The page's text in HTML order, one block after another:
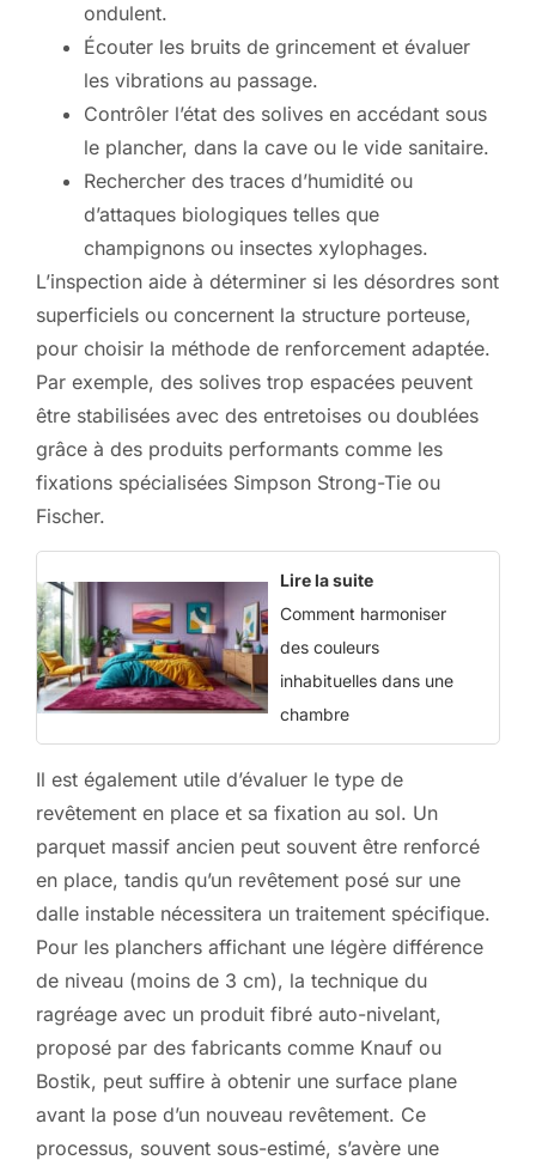
ondulent.
Écouter les bruits de grincement et évaluer
les vibrations au passage.
Contrôler l’état des solives en accédant sous
le plancher, dans la cave ou le vide sanitaire.
Rechercher des traces d’humidité ou
d’attaques biologiques telles que
champignons ou insectes xylophages.
L’inspection aide à déterminer si les désordres sont
superficiels ou concernent la structure porteuse,
pour choisir la méthode de renforcement adaptée.
Par exemple, des solives trop espacées peuvent
être stabilisées avec des entretoises ou doublées
grâce à des produits performants comme les
fixations spécialisées Simpson Strong-Tie ou
Fischer.
Lire la suite
Comment harmoniser
des couleurs
inhabituelles dans une
chambre
Il est également utile d’évaluer le type de
revêtement en place et sa fixation au sol. Un
parquet massif ancien peut souvent être renforcé
en place, tandis qu’un revêtement posé sur une
dalle instable nécessitera un traitement spécifique.
Pour les planchers affichant une légère différence
de niveau (moins de 3 cm), la technique du
ragréage avec un produit fibré auto-nivelant,
proposé par des fabricants comme Knauf ou
Bostik, peut suffire à obtenir une surface plane
avant la pose d’un nouveau revêtement. Ce
processus, souvent sous-estimé, s’avère une